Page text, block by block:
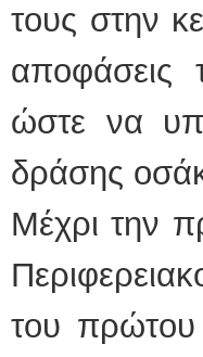
τους στην
αποφάσεις
ώστε να
δράσης
Μέχρι την
του πρώτου